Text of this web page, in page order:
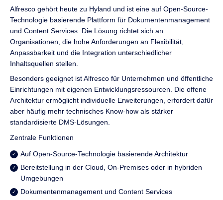
Alfresco gehört heute zu Hyland und ist eine auf Open-Source-
Technologie basierende Plattform für Dokumentenmanagement
und Content Services. Die Lösung richtet sich an
Organisationen, die hohe Anforderungen an Flexibilität,
Anpassbarkeit und die Integration unterschiedlicher
Inhaltsquellen stellen.
Besonders geeignet ist Alfresco für Unternehmen und öffentliche
Einrichtungen mit eigenen Entwicklungsressourcen. Die offene
Architektur ermöglicht individuelle Erweiterungen, erfordert dafür
aber häufig mehr technisches Know-how als stärker
standardisierte DMS-Lösungen.
Zentrale Funktionen
Auf Open-Source-Technologie basierende Architektur
Bereitstellung in der Cloud, On-Premises oder in hybriden
Umgebungen
Dokumentenmanagement und Content Services